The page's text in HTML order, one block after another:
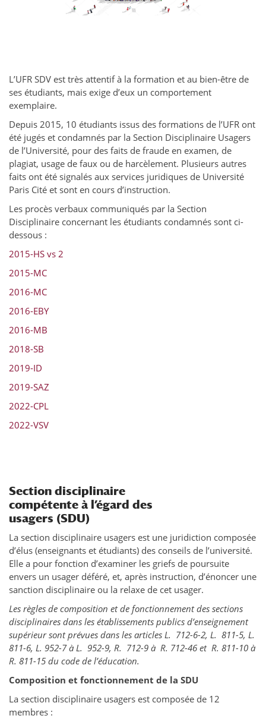
L’UFR SDV est très attentif à la formation et au bien-être de
ses étudiants, mais exige d’eux un comportement
exemplaire.
Depuis 2015, 10 étudiants issus des formations de l’UFR ont
été jugés et condamnés par la Section Disciplinaire Usagers
de l’Université, pour des faits de fraude en examen, de
plagiat, usage de faux ou de harcèlement. Plusieurs autres
faits ont été signalés aux services juridiques de Université
Paris Cité et sont en cours d’instruction.
Les procès verbaux communiqués par la Section
Disciplinaire concernant les étudiants condamnés sont ci-
dessous :
2015-HS vs 2
2015-MC
2016-MC
2016-EBY
2016-MB
2018-SB
2019-ID
2019-SAZ
2022-CPL
2022-VSV
Section disciplinaire
compétente à l’égard des
usagers (SDU)
La section disciplinaire usagers est une juridiction composée
d’élus (enseignants et étudiants) des conseils de l’université.
Elle a pour fonction d’examiner les griefs de poursuite
envers un usager déféré, et, après instruction, d’énoncer une
sanction disciplinaire ou la relaxe de cet usager.
Les règles de composition et de fonctionnement des sections
disciplinaires dans les établissements publics d’enseignement
supérieur sont prévues dans les articles L. 712-6-2, L. 811-5, L.
811-6, L. 952-7 à L. 952-9, R. 712-9 à R. 712-46 et R. 811-10 à
R. 811-15 du code de l’éducation.
Composition et fonctionnement de la SDU
La section disciplinaire usagers est composée de 12
membres :